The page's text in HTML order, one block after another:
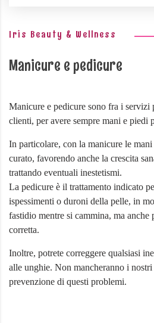
Iris Beauty & Wellness
Manicure e pedicure
Manicure e pedicure sono fra i servizi
clienti, per avere sempre mani e piedi
In particolare, con la manicure le
curato, favorendo anche la crescita
trattando eventuali inestetismi.
La pedicure è il trattamento indicato
ispessimenti o duroni della pelle, in
fastidio mentre si cammina, ma anche
corretta.
Inoltre, potrete correggere qualsiasi
alle unghie. Non mancheranno i
prevenzione di questi problemi.